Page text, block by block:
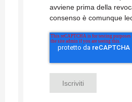
avviene prima della
consenso è comunque